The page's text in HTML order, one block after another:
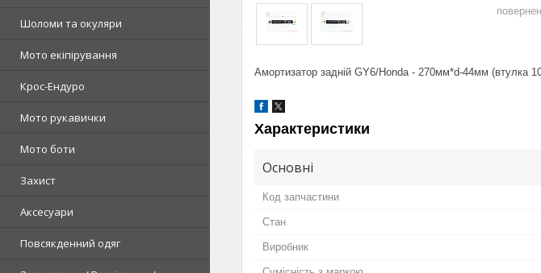
Шоломи та окуляри
Мото екіпірування
Крос-Ендуро
Мото рукавички
Мото боти
Захист
Аксесуари
Повсякденний одяг
Амортизатор задній GY6/Honda - 270мм*d-44мм (втулка
Характеристики
Основні
Код запчастини
Стан
Виробник